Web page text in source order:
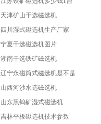
天津矿山干选磁选机
四川湿式磁选机生产厂家
宁夏干选磁选机图片
湖南干选铁矿磁选机
辽宁永磁筒式磁选机是不是强磁
山西河沙水选磁选机
山东黑钨矿湿式磁选机
吉林平板磁选机技术参数